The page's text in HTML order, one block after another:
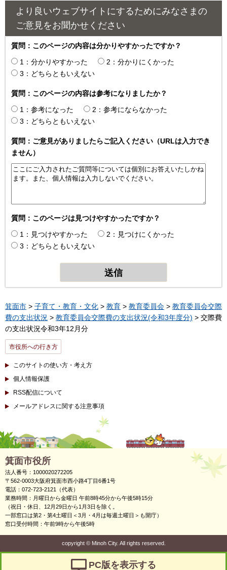
より良いウェブサイトにするためにみなさまの
ご意見をお聞かせください
質問：このページの内容は分かりやすかったですか？
1：分かりやすかった
2：分かりにくかった
3：どちらともいえない
質問：このページの内容は参考になりましたか？
1：参考になった
2：参考にならなかった
3：どちらともいえない
質問：ご意見がありましたらご記入ください（URLは入力でき
ません）
質問：このページは見つけやすかったですか？
1：見つけやすかった
2：見つけにくかった
3：どちらともいえない
箕面市 > 子育て・教育・文化 > 教育 > 教育委員会 > 教育委員会交際
費の支出状況 > 教育委員会交際費の支出状況(令和3年度分) > 交際費
の支出状況令和3年12月分
市役所への行き方
このサイトの使い方・考え方
個人情報保護
RSS配信について
メールアドレスに関する注意事項
箕面市役所
法人番号：1000020272205
〒562-0003大阪府箕面市西小路4丁目6番1号
電話：072-723-2121（代表）
業務時間：月曜日から金曜日 午前8時45分から午後5時15分
（祝日・休日、12月29日から1月3日を除く。
一部窓口は第2・第4土曜日＜3月・4月は毎週土曜日＞も開庁）
窓口受付時間：午前9時から午後5時
copyright ©Minoh City. All rights reserved.
PC版を表示する